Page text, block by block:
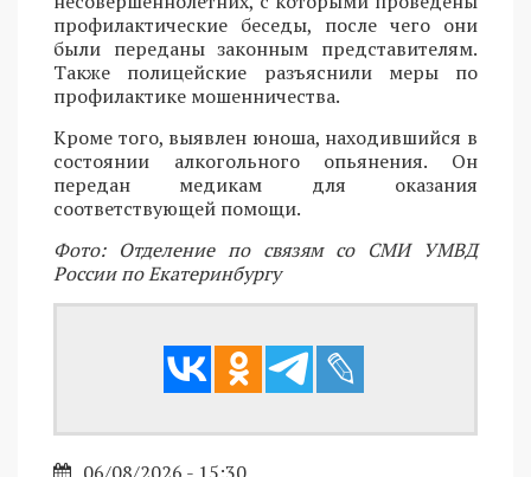
профилактические беседы, после чего они
были переданы законным представителям.
Также полицейские разъяснили меры по
профилактике мошенничества.
Кроме того, выявлен юноша, находившийся в
состоянии алкогольного опьянения. Он
передан медикам для оказания
соответствующей помощи.
Фото: Отделение по связям со СМИ УМВД
России по Екатеринбургу